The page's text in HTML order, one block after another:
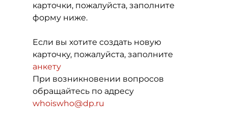
карточки, пожалуйста, заполните
форму ниже.
Если вы хотите создать новую
карточку, пожалуйста, заполните
анкету
При возникновении вопросов
обращайтесь по адресу
whoiswho@dp.ru